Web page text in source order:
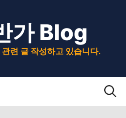
가 Blog
련 글 작성하고 있습니다.